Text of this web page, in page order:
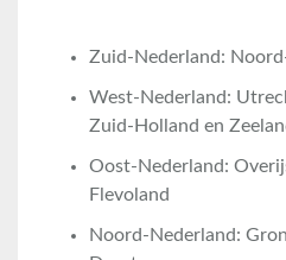
Zuid-Nederland:
West-Nederland:
Zuid-Holland en
Oost-Nederland:
Flevoland
Noord-Nederland: